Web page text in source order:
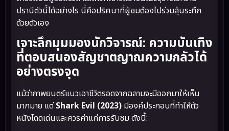
ปรานีตัวนี้ได้อย่างไร นี่คือปริศนาที่ผู้ชมต้องไปร่วมลุ้นระทึก
ด้วยตัวเอง
เจาะลึกมุมมองนักวิจารณ์: ความบันเทิง
ที่ตอบสนองสัญชาตญาณความกลัวได้
อย่างตรงจุด
แม้ว่าภาพยนตร์แนวเอาชีวิตรอดจากฉลามจะมีออกมาให้เห็น
มากมาย แต่Shark Evil (2023) มีองค์ประกอบที่ทำให้ตัว
หนังโดดเด่นและควรค่าแก่การรับชม ดังนี้: